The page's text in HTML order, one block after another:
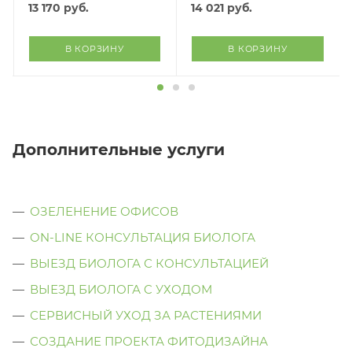
D55хH49 см
13 170 руб.
В КОРЗИНУ
(файкостоун),
14 021 руб.
В КОРЗИНУ
Дополнительные услуги
ОЗЕЛЕНЕНИЕ ОФИСОВ
ON-LINE КОНСУЛЬТАЦИЯ БИОЛОГА
ВЫЕЗД БИОЛОГА С КОНСУЛЬТАЦИЕЙ
ВЫЕЗД БИОЛОГА C УХОДОМ
СЕРВИСНЫЙ УХОД ЗА РАСТЕНИЯМИ
СОЗДАНИЕ ПРОЕКТА ФИТОДИЗАЙНА